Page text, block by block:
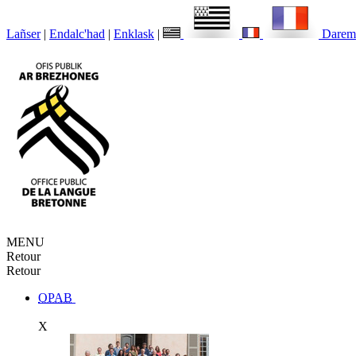
Lañser | Endalc'had | Enklask |
MENU
Retour
Retour
OPAB
X